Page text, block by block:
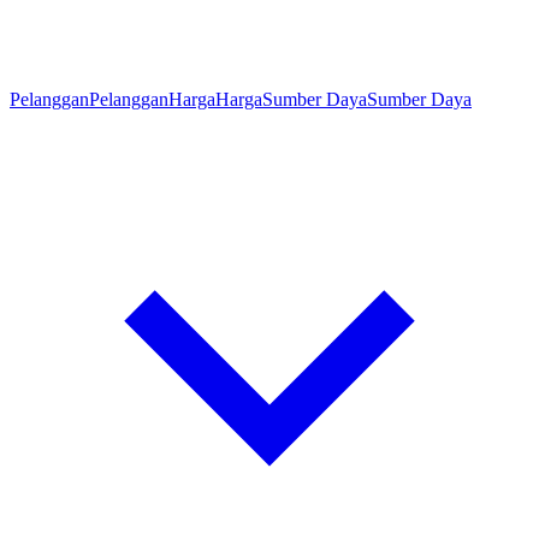
PelangganPelangganHargaHargaSumber DayaSumber Daya